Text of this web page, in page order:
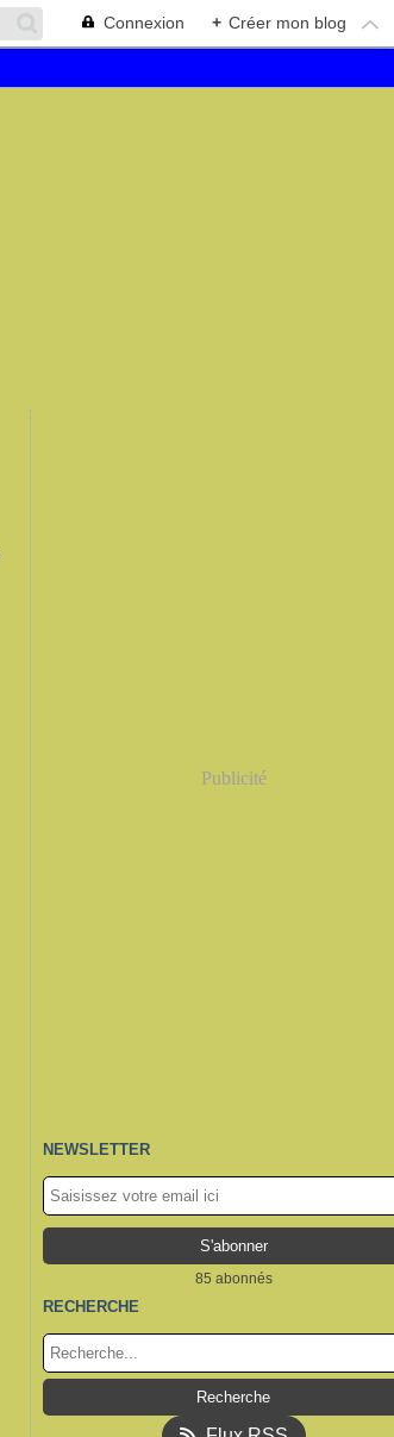
Connexion + Créer mon blog
Publicité
NEWSLETTER
85 abonnés
RECHERCHE